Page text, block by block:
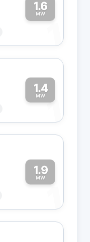
1.6
MW
1
1.4
MW1
1.9
MW
1